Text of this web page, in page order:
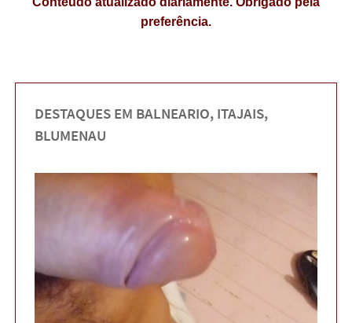
preferência.
DESTAQUES EM BALNEARIO, ITAJAIS,
BLUMENAU